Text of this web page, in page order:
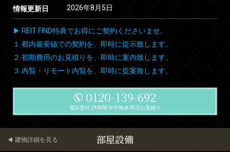
情報更新日 2026年8月5日
▶ REIT FIND特典でお得にご契約くださいませ。
１.都内最安値での契約を、即時に提示致します。
２.初期費用のお見積りを、即時に案内致します。
３.内覧・リモート内覧を、即時に提案致します。
0120-139-692
電話受付 24時間 年中無休 即日お見積り
部屋設備
建物詳細を見る